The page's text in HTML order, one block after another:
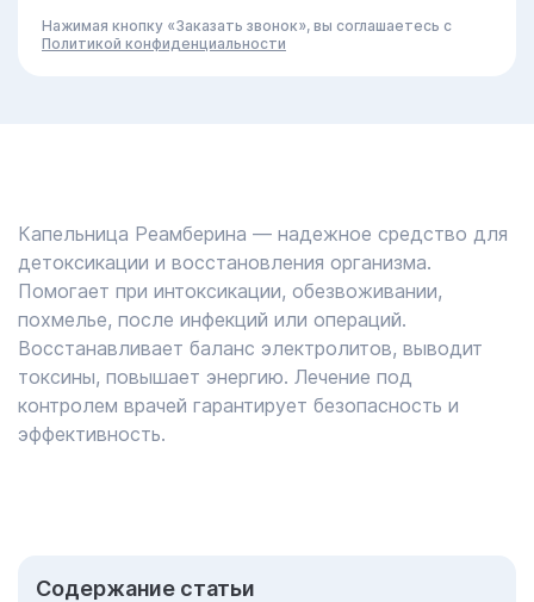
Нажимая кнопку «Заказать звонок», вы соглашаетесь с
Политикой конфиденциальности
Капельница Реамберина — надежное средство для
детоксикации и восстановления организма.
Помогает при интоксикации, обезвоживании,
похмелье, после инфекций или операций.
Восстанавливает баланс электролитов, выводит
токсины, повышает энергию. Лечение под
контролем врачей гарантирует безопасность и
эффективность.
Cодержание статьи